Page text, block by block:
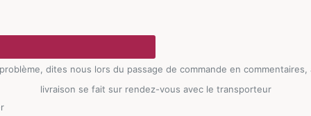
dites nous lors du passage de commande en
livraison se fait sur rendez-vous avec le transporteur